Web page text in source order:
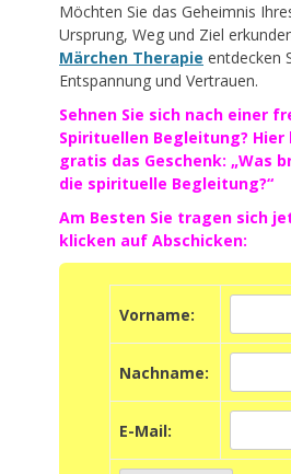
Möchten Sie das Geheimnis
Ursprung, Weg und Ziel
Märchen Therapie entdecken
Entspannung und Vertrauen.
Sehnen Sie sich nach einer
Spirituellen Begleitung? Hier
gratis das Geschenk: „Was
die spirituelle Begleitung?“
Am Besten Sie tragen sich
klicken auf Abschicken:
Vorname:
Nachname:
E-Mail: